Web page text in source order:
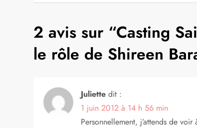
i
g
t
2 avis sur “Casting
le rôle de Shireen
Juliette dit :
1 juin 2012 à 14 h 56 min
Personnellement, j’attends de